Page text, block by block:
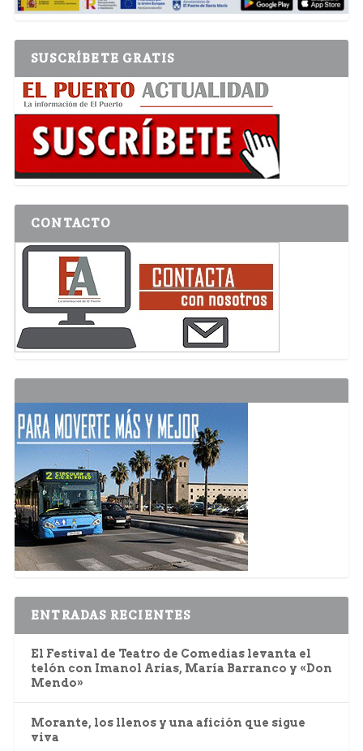
SUSCRÍBETE GRATIS
CONTACTO
ENTRADAS RECIENTES
El Festival de Teatro de Comedias levanta el
telón con Imanol Arias, María Barranco y «Don
Mendo»
Morante, los llenos y una afición que sigue
viva